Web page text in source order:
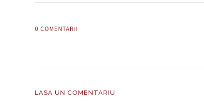
0 COMENTARII
LASA UN COMENTARIU